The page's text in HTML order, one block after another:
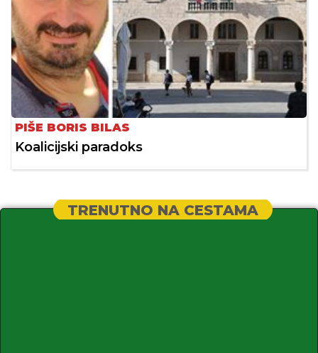
PIŠE BORIS BILAS
Koalicijski paradoks
TRENUTNO NA CESTAMA